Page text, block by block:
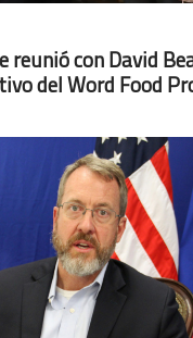
reunió con David
del Word Food